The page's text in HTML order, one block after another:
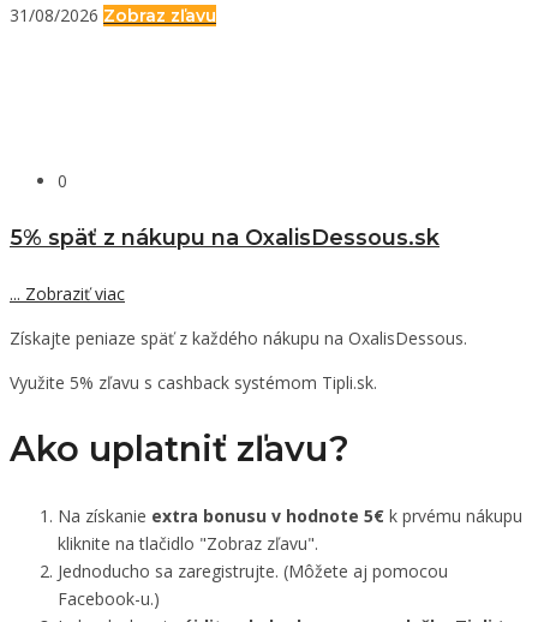
31/08/2026 Zobraz zľavu
0
5% späť z nákupu na OxalisDessous.sk
... Zobraziť viac
Získajte peniaze späť z každého nákupu na OxalisDessous.
Využite 5% zľavu s cashback systémom Tipli.sk.
Ako uplatniť zľavu?
Na získanie extra bonusu v hodnote 5€ k prvému nákupu
kliknite na tlačidlo "Zobraz zľavu".
Jednoducho sa zaregistrujte. (Môžete aj pomocou
Facebook-u.)